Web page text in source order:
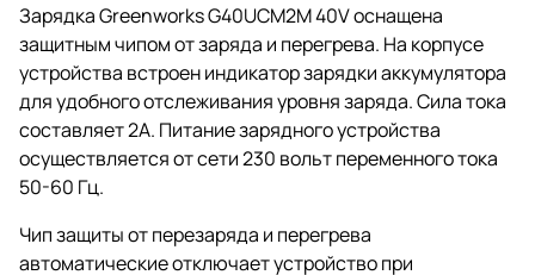
Зарядка Greenworks G40UCM2M 40V оснащена
защитным чипом от заряда и перегрева. На корпусе
устройства встроен индикатор зарядки аккумулятора
для удобного отслеживания уровня заряда. Сила тока
составляет 2А. Питание зарядного устройства
осуществляется от сети 230 вольт переменного тока
50-60 Гц.
Чип защиты от перезаряда и перегрева
автоматические отключает устройство при